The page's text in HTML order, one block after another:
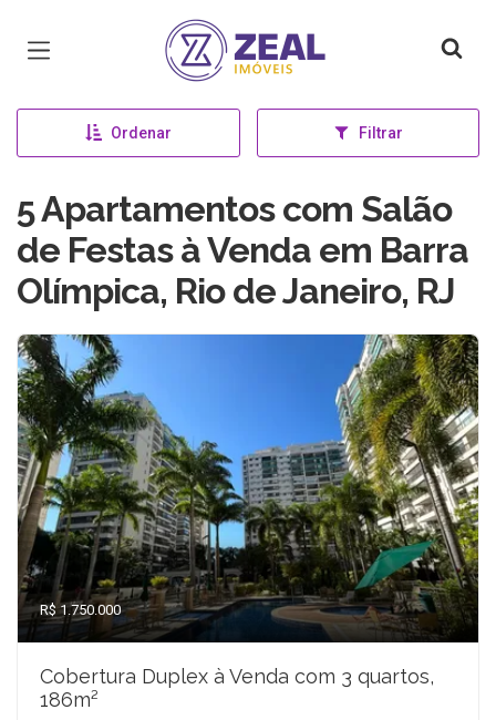
Página inicial
Ordenar Filtrar
5 Apartamentos com Salão
de Festas à Venda em Barra
Olímpica, Rio de Janeiro, RJ
R$ 1.750.000
Cobertura Duplex à Venda com 3 quartos,
186m²